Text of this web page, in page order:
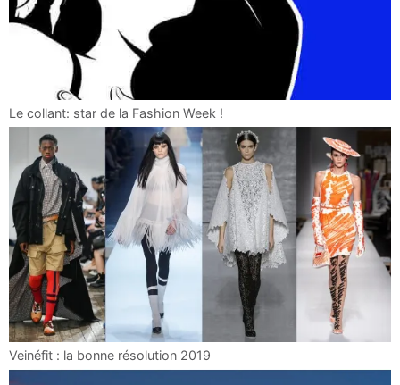
Le collant: star de la Fashion Week !
Veinéfit : la bonne résolution 2019